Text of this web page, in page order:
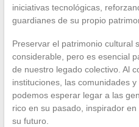
iniciativas tecnológicas,
guardianes de su propio
Preservar el patrimonio cultural
considerable, pero es esencial
de nuestro legado colectivo. Al
instituciones, las comunidades
podemos esperar legar a las
rico en su pasado, inspirador
su futuro.